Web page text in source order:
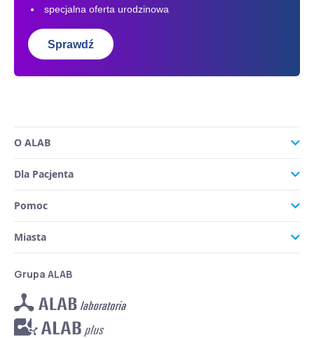
specjalna oferta urodzinowa
Sprawdź
O ALAB
Dla Pacjenta
Pomoc
Miasta
Grupa ALAB